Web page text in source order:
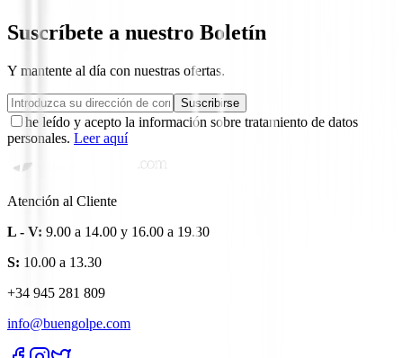
Suscríbete a nuestro Boletín
Y mantente al día con nuestras ofertas.
Suscribirse
he leído y acepto la información sobre tratamiento de datos
personales. Leer aquí
Atención al Cliente
L - V: 9.00 a 14.00 y 16.00 a 19.30
S: 10.00 a 13.30
+34 945 281 809
info@buengolpe.com